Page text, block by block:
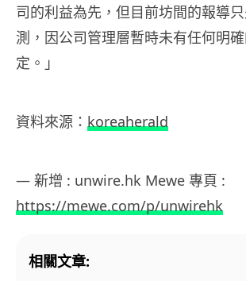
司的利益為先，但目前坊間的報導
測，因公司管理層暫時未有任何明
定。」
資料來源： koreaherald
— 新增 : unwire.hk Mewe 專頁 :
https://mewe.com/p/unwirehk
相關文章: